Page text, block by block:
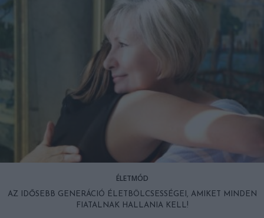
ÉLETMÓD
AZ IDŐSEBB GENERÁCIÓ ÉLETBÖLCSESSÉGEI, AMIKET MINDEN
FIATALNAK HALLANIA KELL!